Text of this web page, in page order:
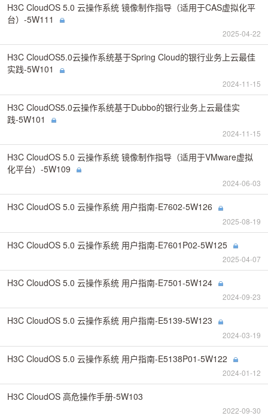
H3C CloudOS 5.0 云操作系统 镜像制作指导（适用于CAS虚拟化平
台）-5W111
2025-04-22
H3C CloudOS5.0云操作系统基于Spring Cloud的银行业务上云最佳
实践-5W101
2024-11-15
H3C CloudOS5.0云操作系统基于Dubbo的银行业务上云最佳实
践-5W101
2024-11-15
H3C CloudOS 5.0 云操作系统 镜像制作指导（适用于VMware虚拟
化平台）-5W109
2024-06-03
H3C CloudOS 5.0 云操作系统 用户指南-E7602-5W126
2025-08-19
H3C CloudOS 5.0 云操作系统 用户指南-E7601P02-5W125
2025-04-07
H3C CloudOS 5.0 云操作系统 用户指南-E7501-5W124
2024-09-23
H3C CloudOS 5.0 云操作系统 用户指南-E5139-5W123
2024-03-19
H3C CloudOS 5.0 云操作系统 用户指南-E5138P01-5W122
2024-01-12
H3C CloudOS 高危操作手册-5W103
2022-09-30